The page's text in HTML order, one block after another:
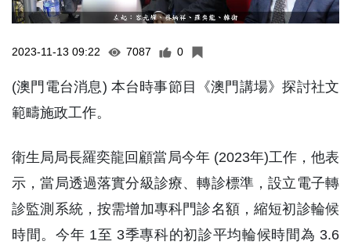
2023-11-13 09:22 7087 0
(澳門電台消息) 本台時事節目《澳門講場》探討社文
範疇施政工作。
衛生局局長羅奕龍回顧當局今年 (2023年)工作，他表
示，當局透過落實分級診療、轉診標準，設立電子轉
診監測系統，按需增加專科門診名額，縮短初診輪候
時間。今年 1至 3季專科的初診平均輪候時間為 3.6